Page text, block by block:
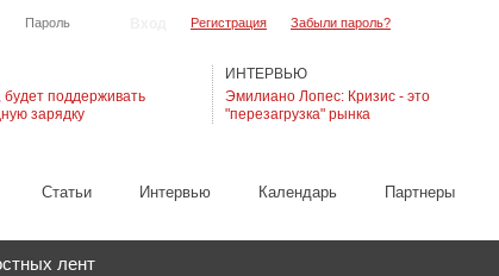
поддерживать
зарядку
ИНТЕРВЬЮ
Эмилиано Лопес: Кризис - это
"перезагрузка" рынка
Пароль
Cтатьи Интервью Календарь Партнеры
Регистрация Забыли пароль?
лент